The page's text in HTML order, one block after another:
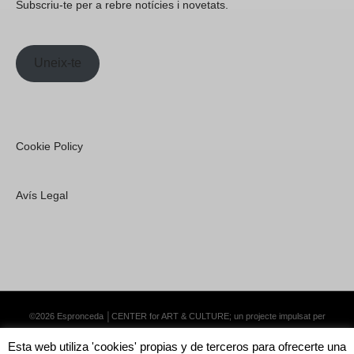
Subscriu-te per a rebre notícies i novetats.
Uneix-te
Cookie Policy
Avís Legal
©2026 Espronceda │CENTER for ART & CULTURE; un projecte impulsat per
Esta web utiliza 'cookies' propias y de terceros para ofrecerte una